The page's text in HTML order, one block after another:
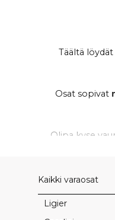
Täältä
Osat sopivat
Olipa kyse
valittu
Kaikki varaosat
Ligier